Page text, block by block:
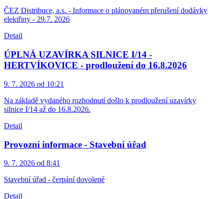
ČEZ Distribuce, a.s. - Informace o plánovaném přerušení dodávky
elektřiny - 29.7. 2026
Detail
ÚPLNÁ UZAVÍRKA SILNICE I/14 -
HERTVÍKOVICE - prodloužení do 16.8.2026
9. 7. 2026 od 10:21
Na základě vydaného rozhodnutí došlo k prodloužení uzavírky
silnice I/14 až do 16.8.2026.
Detail
Provozní informace - Stavební úřad
9. 7. 2026 od 8:41
Stavební úřad - čerpání dovolené
Detail